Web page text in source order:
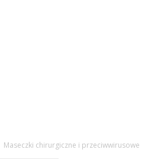
Maseczki chirurgiczne i przeciwwirusowe